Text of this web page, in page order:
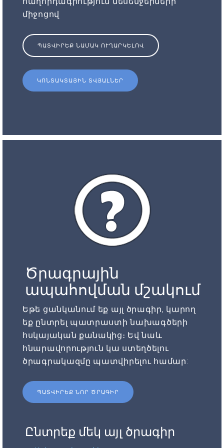
միջոցով
ՊԱՏՎԻՐԵՔ ՆԱՄԱԿ ՈՒՂԱՐԿԵԼՈՎ
ԿՈՆՏԱԿՏԱՅԻՆ ՏՎՅԱԼՆԵՐ
Ծրագրային
ապահովման մշակում
Եթե ցանկանում եք այլ ծրագիր, կարող
եք ընտրել պատրաստի նախագծերի
հսկայական քանակից։ Եվ նաև
հնարավորություն կա ստեղծելու
ծրագրակազմը պատվիրելու համար:
ՊԱՏՎԻՐԵՔ ՆՈՐ ԾՐԱԳԻՐ
Ընտրեք մեկ այլ ծրագիր